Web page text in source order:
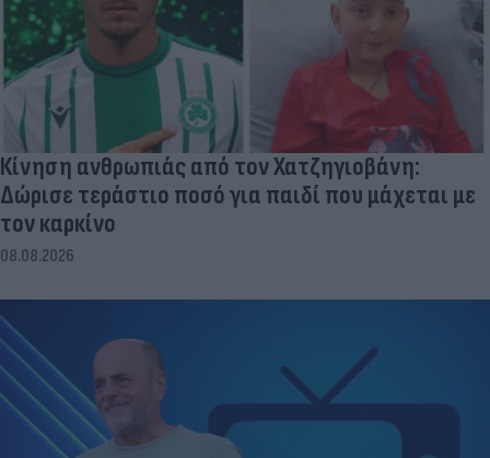
Κίνηση ανθρωπιάς από τον Χατζηγιοβάνη:
Δώρισε τεράστιο ποσό για παιδί που μάχεται με
τον καρκίνο
08.08.2026